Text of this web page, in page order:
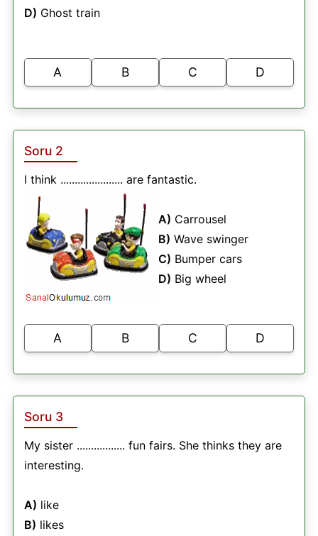
D) Ghost train
A B C D
Soru 2
I think ...................... are fantastic.
A) Carrousel
B) Wave swinger
C) Bumper cars
D) Big wheel
A B C D
Soru 3
My sister ................. fun fairs. She thinks they are
interesting.
A) like
B) likes